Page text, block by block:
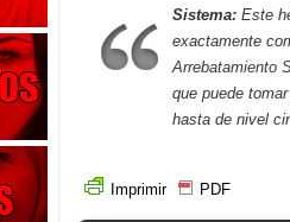
La Traición
Vuelve el Hijo Prodigo
Reflexiones
Sistema: Este
exactamente
Arrebatamiento
que puede
hasta de nivel
Imprimir PDF